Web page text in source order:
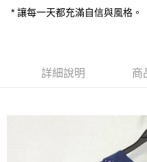
相關說明
１．簡單：不需註冊會員、不需綁
２．便利：只要手機號碼，簡訊認
３．安心：先確認商品／服務後，
* 讓每一天都充滿自信與風格。
詳細說明 商